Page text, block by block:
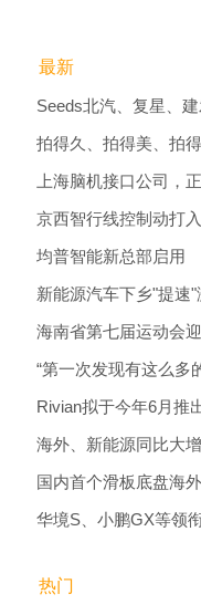
最新
Seeds北汽、复星、
拍得久、拍得美、拍
上海脑机接口公司，
京西智行线控制动打
均普智能新总部启用
新能源汽车下乡"提速
海南省第七届运动会
“第一次发现有这么多
Rivian拟于今年6月推
海外、新能源同比大
国内首个滑板底盘海
华境S、小鹏GX等领
热门